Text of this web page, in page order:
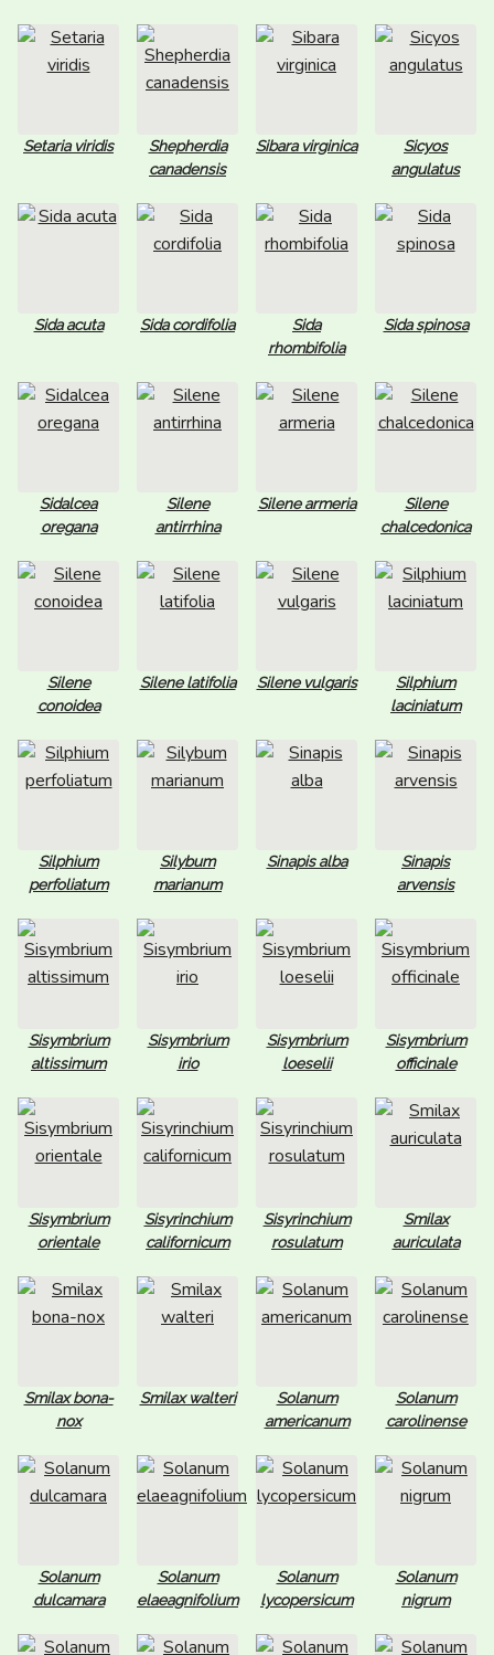
Setaria viridis
Shepherdia
canadensis
Sibara virginica
Sicyos
angulatus
Sida acuta Sida cordifolia
Sida
rhombifolia
Sida spinosa
Sidalcea
oregana
Silene
antirrhina
Silene armeria
Silene
chalcedonica
Silene
conoidea
Silene latifolia Silene vulgaris
Silphium
laciniatum
Silphium
perfoliatum
Silybum
marianum
Sinapis alba
Sinapis
arvensis
Sisymbrium
altissimum
Sisymbrium
irio
Sisymbrium
loeselii
Sisymbrium
officinale
Sisymbrium
orientale
Sisyrinchium
californicum
Sisyrinchium
rosulatum
Smilax
auriculata
Smilax bona-
nox
Smilax walteri
Solanum
americanum
Solanum
carolinense
Solanum
dulcamara
Solanum
elaeagnifolium
Solanum
lycopersicum
Solanum
nigrum